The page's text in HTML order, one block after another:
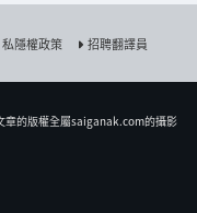
私隱權政策 招聘翻譯員
章的版權全屬saiganak.com的攝影